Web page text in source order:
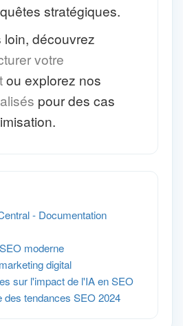
stratégiques.
loin, découvrez
votre
ou explorez nos
pour des cas
- Documentation
moderne
digital
sur l'impact de l'IA en SEO
des tendances SEO 2024